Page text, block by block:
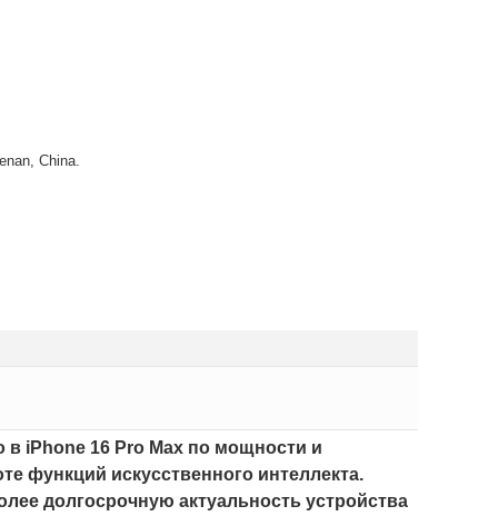
China.
в iPhone 16 Pro Max по мощности и
функций искусственного интеллекта.
долгосрочную актуальность устройства